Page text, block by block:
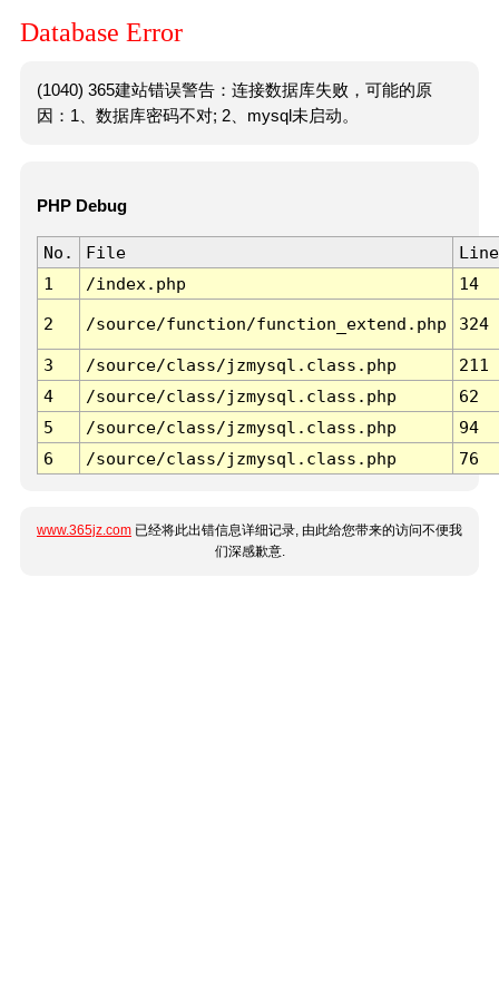
Database Error
(1040) 365建站错误警告：连接数据库失败，可能的原
因：1、数据库密码不对; 2、mysql未启动。
PHP Debug
No. File
Line
1
/index.php 14
2 /source/function/function_extend.php 324
3 /source/class/jzmysql.class.php
211
4
/source/class/jzmysql.class.php
62
5
/source/class/jzmysql.class.php
94
6
/source/class/jzmysql.class.php 76
www.365jz.com 已经将此出错信息详细记录, 由此给您带来的访问不便我
们深感歉意.